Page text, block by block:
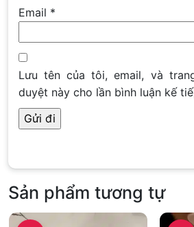
Email *
Lưu tên của tôi, email, và
duyệt này cho lần bình luận kế
Sản phẩm tương tự